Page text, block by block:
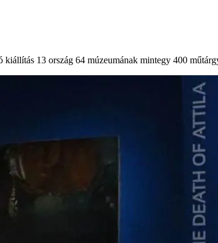
13 ország 64 múzeumának mintegy 400